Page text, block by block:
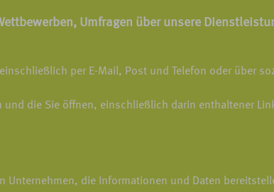
Umfragen über unsere
per E-Mail, Post und Telefon oder über
die Sie öffnen, einschließlich darin enthaltener
Unternehmen, die Informationen und Daten